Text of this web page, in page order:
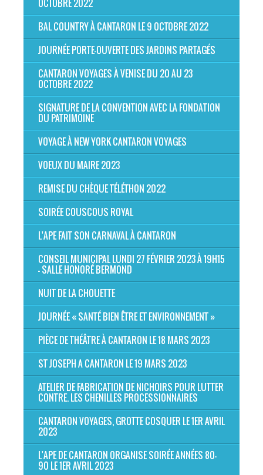
OCTOBRE 2022
BAL COUNTRY À CANTARON LE 9 OCTOBRE 2022
JOURNÉE PORTE-OUVERTE DES JARDINS PARTAGÉS
CANTARON VOYAGES À VENISE DU 20 AU 23
OCTOBRE 2022
SIGNATURE DE LA CONVENTION AVEC LA FONDATION
DU PATRIMOINE
VOYAGE À NEW YORK CANTARON VOYAGES
VOEUX DU MAIRE 2023
REMISE DU CHÈQUE TÉLÉTHON 2022
SOIRÉE COUSCOUS ROYAL
L'APE FAIT SON CARNAVAL À CANTARON
CONSEIL MUNICIPAL LUNDI 27 FÉVRIER 2023 À 19H15
- SALLE HONORÉ BERMOND
NUIT DE LA CHOUETTE
JOURNÉE « SANTÉ BIEN ÊTRE ET ENVIRONNEMENT »
PIÈCE DE THÉÂTRE À CANTARON LE 18 MARS 2023
ST JOSEPH A CANTARON LE 19 MARS 2023
ATELIER DE FABRICATION DE NICHOIRS POUR LUTTER
CONTRE. LES CHENILLES PROCESSIONNAIRES
CANTARON VOYAGES, GROTTE COSQUER LE 1ER AVRIL
2023
L'APE DE CANTARON ORGANISE SOIRÉE ANNÉES 80-
90 LE 1ER AVRIL 2023